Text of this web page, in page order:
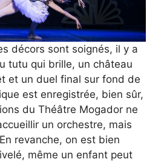
décors sont soignés, il y a
tutu qui brille, un château
et un duel final sur fond de
est enregistrée, bien sûr,
du Théâtre Mogador ne
un orchestre, mais
revanche, on est bien
même un enfant peut